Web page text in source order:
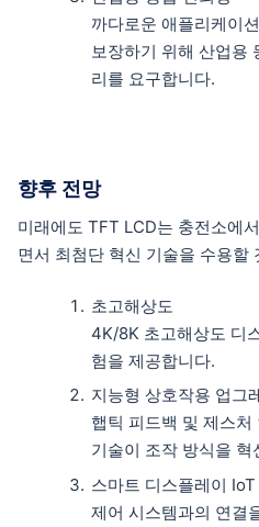
까다로운 애플리케이
보장하기 위해 산업용
리를 요구합니다.
향후 전망
미래에도 TFT LCD는 충전소에
면서 최첨단 혁신 기술을 수용할
초고해상도
4K/8K 초고해상도 디
험을 제공합니다.
지능형 상호작용 업그
햅틱 피드백 및 제스
기술이 조작 방식을 혁
스마트 디스플레이
제어 시스템과의 연결